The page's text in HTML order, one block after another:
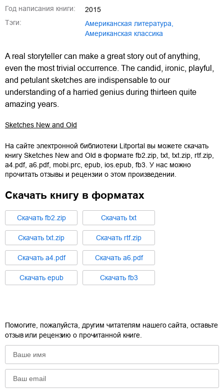
Год написания книги:
2015
Тэги:
Американская литература
Американская классика
A real storyteller can make a great story out of anything,
even the most trivial occurrence. The candid, ironic, playful,
and petulant sketches are indispensable to our
understanding of a harried genius during thirteen quite
amazing years.
Sketches New and Old
На сайте электронной библиотеки Litportal вы можете скачать
книгу Sketches New and Old в формате fb2.zip txt txt.zip rtf.zip
a4.pdf, a6.pdf, mobi.prc epub ios.epub fb3 . У нас можно
прочитать отзывы и рецензии о этом произведении.
Скачать книгу в форматах
Cкачать fb2.zip Cкачать txt
Cкачать txt.zip Cкачать rtf.zip
Cкачать a4.pdf Cкачать a6.pdf
Cкачать epub Cкачать fb3
Помогите, пожалуйста, другим читателям нашего сайта, оставьте
отзыв или рецензию о прочитанной книге.